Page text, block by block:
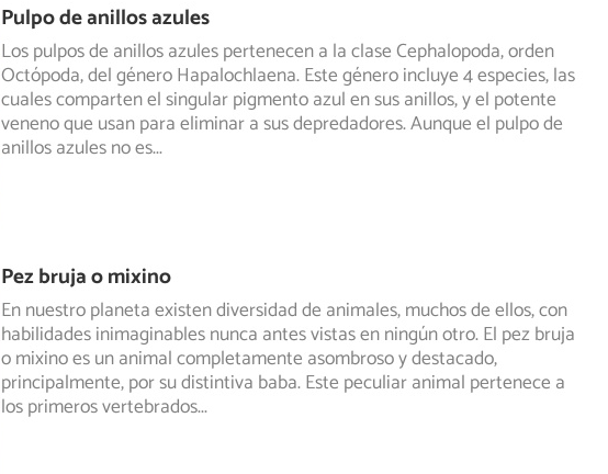
Pulpo de anillos azules
Los pulpos de anillos azules pertenecen a la clase Cephalopoda, orden
Octópoda, del género Hapalochlaena. Este género incluye 4 especies, las
cuales comparten el singular pigmento azul en sus anillos, y el potente
veneno que usan para eliminar a sus depredadores. Aunque el pulpo de
anillos azules no es...
Pez bruja o mixino
En nuestro planeta existen diversidad de animales, muchos de ellos, con
habilidades inimaginables nunca antes vistas en ningún otro. El pez bruja
o mixino es un animal completamente asombroso y destacado,
principalmente, por su distintiva baba. Este peculiar animal pertenece a
los primeros vertebrados...